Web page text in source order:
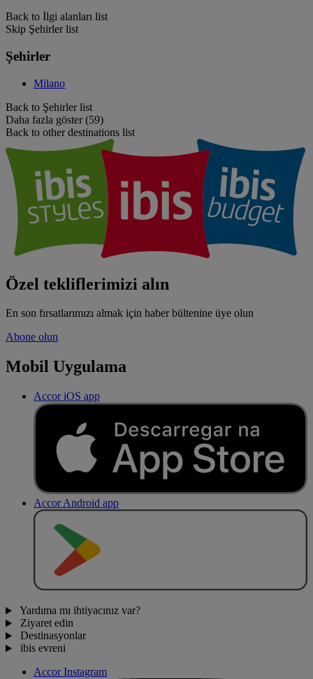
Back to İlgi alanları list
Skip Şehirler list
Şehirler
Milano
Back to Şehirler list
Daha fazla göster (59)
Back to other destinations list
Özel tekliflerimizi alın
En son fırsatlarımızı almak için haber bültenine üye olun
Abone olun
Mobil Uygulama
Accor iOS app
Accor Android app
Yardıma mı ihtiyacınız var?
Ziyaret edin
Destinasyonlar
ibis evreni
Accor Instagram